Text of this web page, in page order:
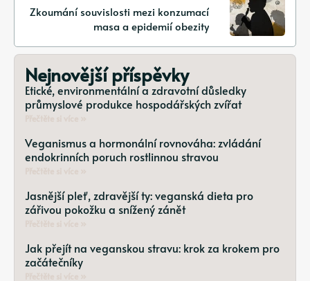
Zkoumání souvislosti mezi konzumací
masa a epidemií obezity
Nejnovější příspěvky
Etické, environmentální a zdravotní důsledky
průmyslové produkce hospodářských zvířat
Veganismus a hormonální rovnováha: zvládání
endokrinních poruch rostlinnou stravou
Jasnější pleť, zdravější ty: veganská dieta pro
zářivou pokožku a snížený zánět
Jak přejít na veganskou stravu: krok za krokem pro
začátečníky